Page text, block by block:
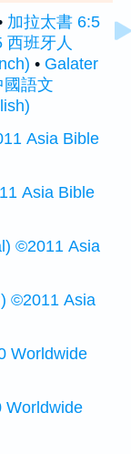
加拉太書 6:5
西班牙人
• Galater
國語文
Asia Bible
Asia Bible
©2011 Asia
©2011 Asia
Worldwide
Worldwide